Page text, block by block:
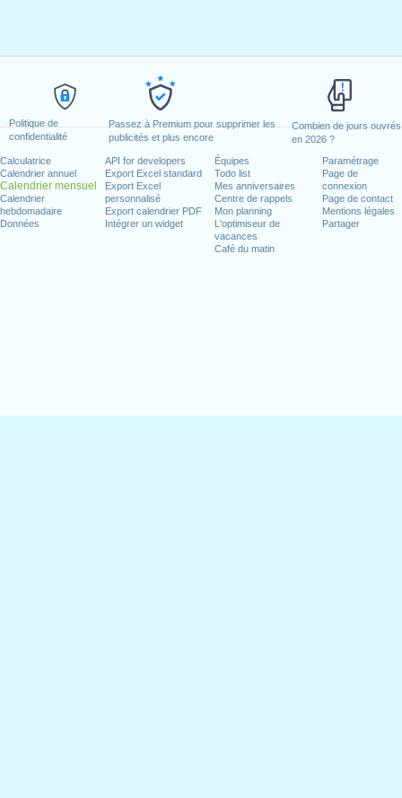
Politique de
confidentialité
Passez à Premium pour supprimer les
publicités et plus encore
Combien de jours ouvrés
en 2026 ?
Calculatrice
Calendrier annuel
Calendrier mensuel
Calendrier
hebdomadaire
Données
API for developers
Export Excel standard
Export Excel
personnalisé
Export calendrier PDF
Intégrer un widget
Équipes
Todo list
Mes anniversaires
Centre de rappels
Mon planning
L'optimiseur de
vacances
Café du matin
Paramétrage
Page de
connexion
Page de contact
Mentions légales
Partager